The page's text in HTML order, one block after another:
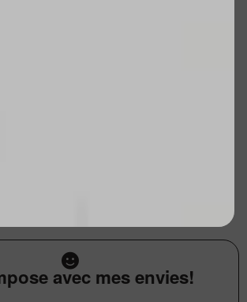
avec mes envies!